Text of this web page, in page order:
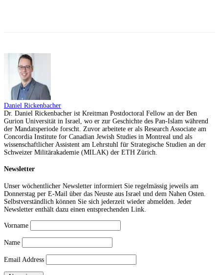
Daniel Rickenbacher
Dr. Daniel Rickenbacher ist Kreitman Postdoctoral Fellow an der Ben
Gurion Universität in Israel, wo er zur Geschichte des Pan-Islam während
der Mandatsperiode forscht. Zuvor arbeitete er als Research Associate am
Concordia Institute for Canadian Jewish Studies in Montreal und als
wissenschaftlicher Assistent am Lehrstuhl für Strategische Studien an der
Schweizer Militärakademie (MILAK) der ETH Zürich.
Newsletter
Unser wöchentlicher Newsletter informiert Sie regelmässig jeweils am
Donnerstag per E-Mail über das Neuste aus Israel und dem Nahen Osten.
Selbstverständlich können Sie sich jederzeit wieder abmelden. Jeder
Newsletter enthält dazu einen entsprechenden Link.
Vorname
Name
Email Address